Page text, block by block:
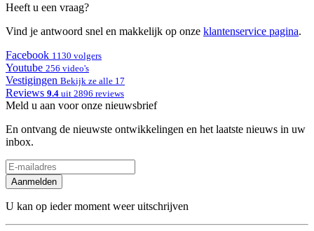
Heeft u een vraag?
Vind je antwoord snel en makkelijk op onze klantenservice pagina.
Facebook 1130 volgers
Youtube 256 video's
Vestigingen Bekijk ze alle 17
Reviews 9.4 uit 2896 reviews
Meld u aan voor onze nieuwsbrief
En ontvang de nieuwste ontwikkelingen en het laatste nieuws in uw
inbox.
Aanmelden
U kan op ieder moment weer uitschrijven